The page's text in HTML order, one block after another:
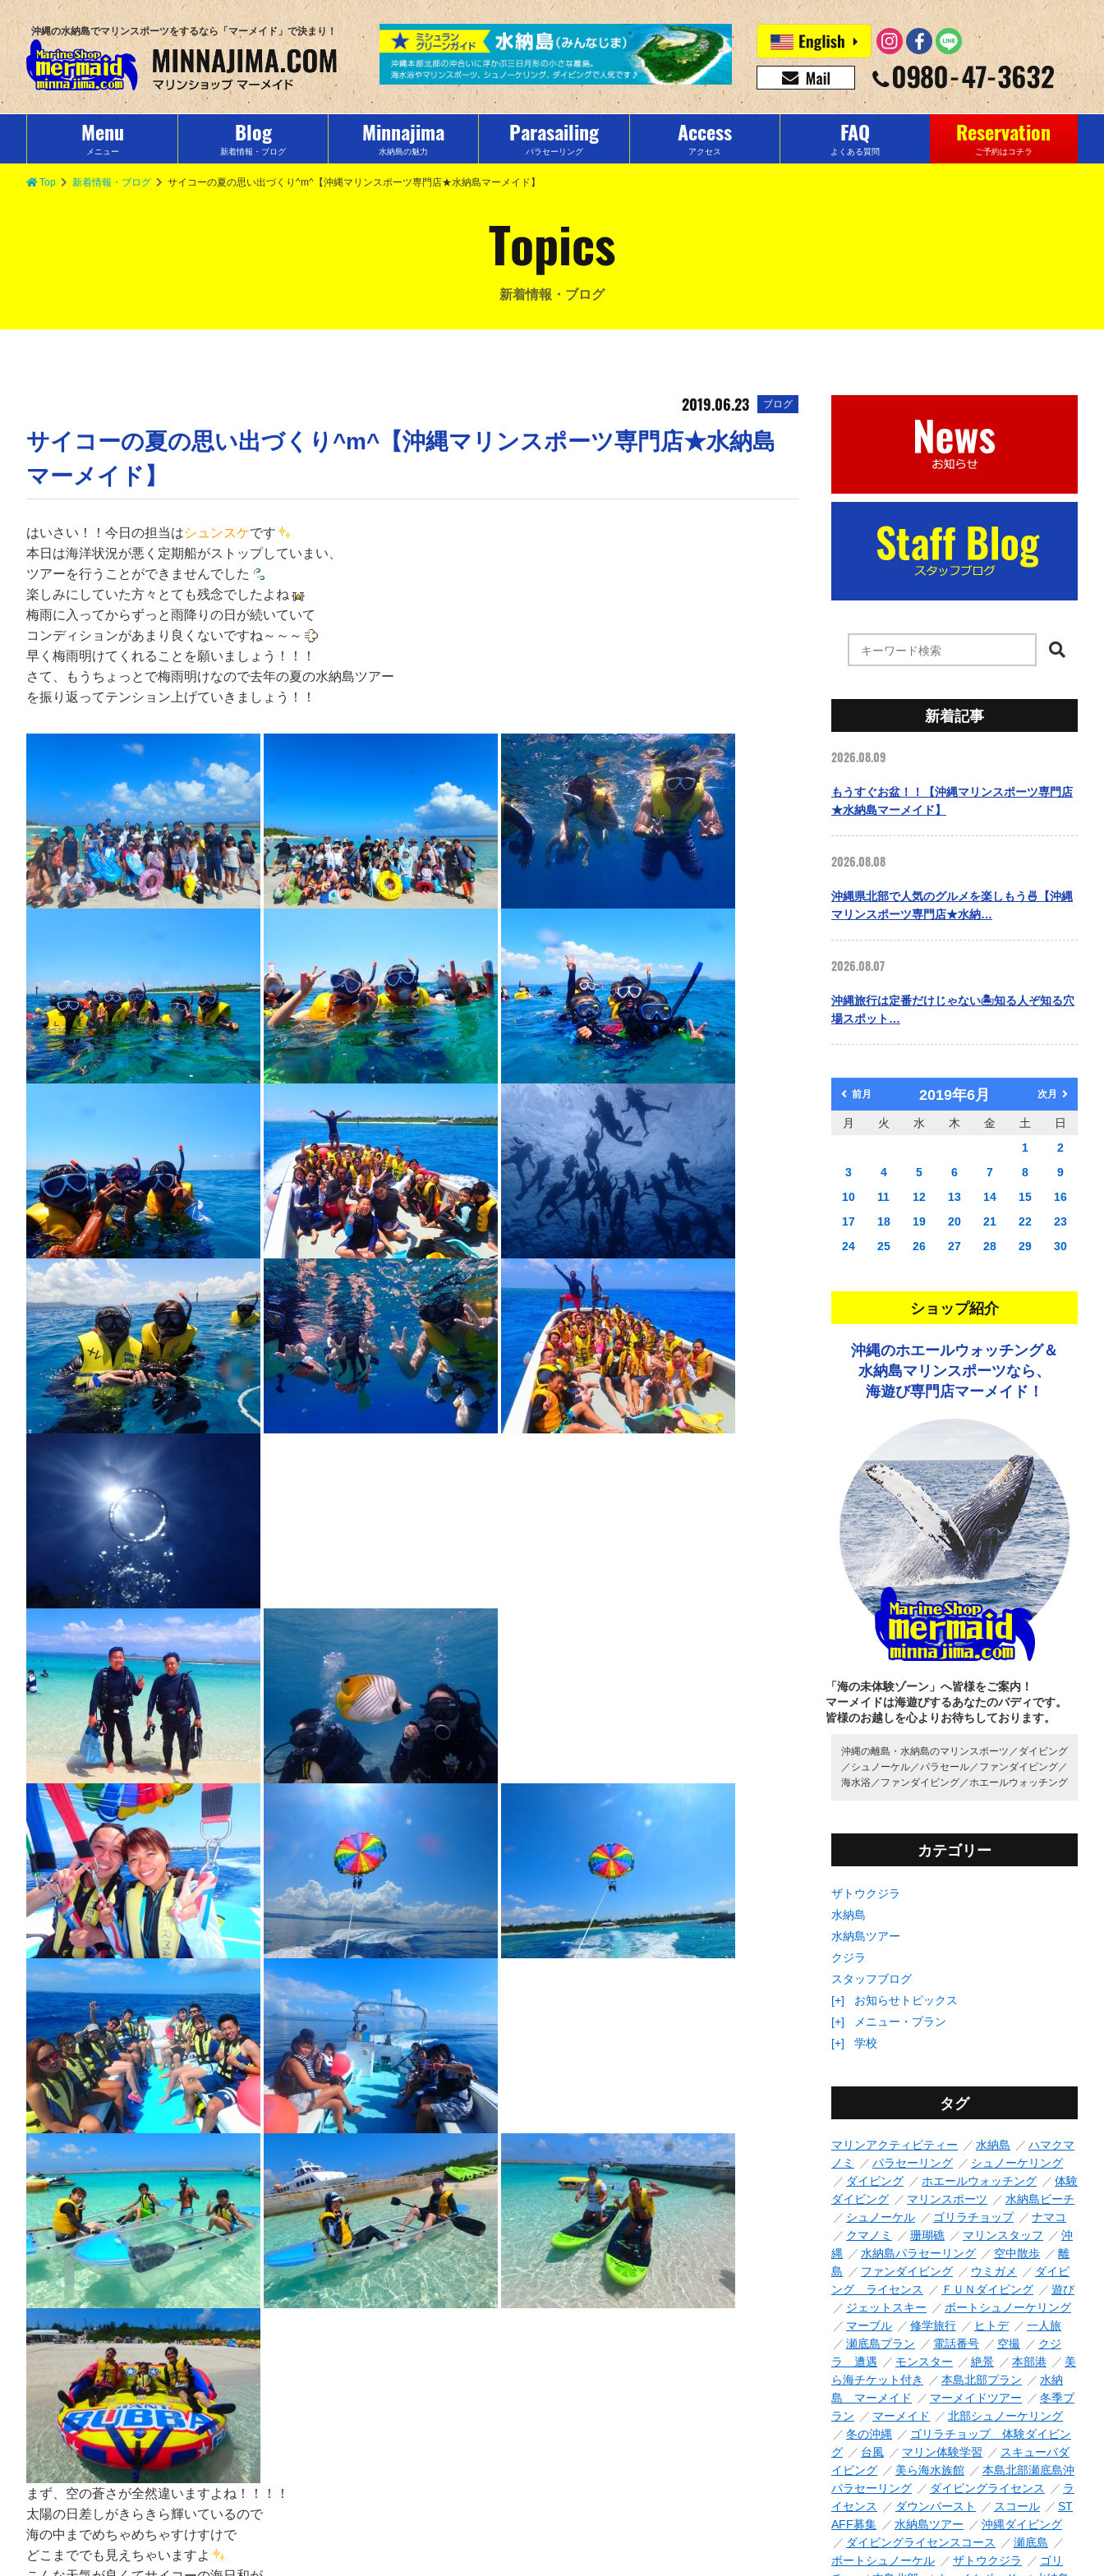
沖縄の水納島でマリンスポーツをするなら「マーメイド」で決まり！
Menu
メニュー
Blog
新着情報・ブログ
Minnajima
水納島の魅力
Parasailing
パラセーリング
Access
アクセス
FAQ
よくある質問
Reservation
ご予約はコチラ
Top 新着情報・ブログ サイコーの夏の思い出づくり^m^【沖縄マリンスポーツ専門店★水納島マーメイド】
Topics
新着情報・ブログ
2019.06.23 ブログ
サイコーの夏の思い出づくり^m^【沖縄マリンスポーツ専門店★水納島
マーメイド】
はいさい！！今日の担当はシュンスケです
本日は海洋状況が悪く定期船がストップしていまい、
ツアーを行うことができませんでした
楽しみにしていた方々とても残念でしたよね
梅雨に入ってからずっと雨降りの日が続いていて
コンディションがあまり良くないですね～～～
早く梅雨明けてくれることを願いましょう！！！
さて、もうちょっとで梅雨明けなので去年の夏の水納島ツアー
を振り返ってテンション上げていきましょう！！
まず、空の蒼さが全然違いますよね！！！！
太陽の日差しがきらきら輝いているので
海の中までめちゃめちゃすけすけで
どこまででも見えちゃいますよ
新着記事
2026.08.09
もうすぐお盆！！【沖縄マリンスポーツ専門店
★水納島マーメイド】
2026.08.08
沖縄県北部で人気のグルメを楽しもう🍜【沖縄
マリンスポーツ専門店★水納…
2026.08.07
沖縄旅行は定番だけじゃない🏝️知る人ぞ知る穴
場スポット…
前月 2019年6月 次月
月 火 水 木 金 土
日
1
2
3
4 5 6 7 8
9
10
11 12 13 14 15
16
17
18 19 20 21 22
23
24
25 26 27 28 29 30
ショップ紹介
沖縄のホエールウォッチング＆
水納島マリンスポーツなら、
海遊び専門店マーメイド！
「海の未体験ゾーン」へ皆様をご案内！
マーメイドは海遊びするあなたのバディです。
皆様のお越しを心よりお待ちしております。
沖縄の離島・水納島のマリンスポーツ／ ダイビング
／ シュノーケル／ パラセール／ ファンダイビング／
海水浴／ ファンダイビング／ ホエールウォッチング
カテゴリー
ザトウクジラ
水納島
水納島ツアー
クジラ
スタッフブログ
[+]
お知らせトピックス
[+]
メニュー・プラン
[+]
学校
タグ
マリンアクティビティー 水納島
ハマクマ
ノミ
パラセーリング
シュノーケリング
ダイビング
ホエールウォッチング
体験
ダイビング
マリンスポーツ
水納島ビーチ
シュノーケル
ゴリラチョップ
ナマコ
クマノミ
珊瑚礁 マリンスタッフ
沖
縄
水納島パラセーリング 空中散歩
離
島
ファンダイビング ウミガメ
ダイビ
ング ライセンス
ＦＵＮダイビング
遊び
ジェットスキー
ボートシュノーケリング
マーブル
修学旅行 ヒトデ
一人旅
瀬底島プラン
電話番号 空撮
クジ
ラ 遭遇
モンスター 絶景 本部港
美
ら海チケット付き
本島北部プラン
水納
島 マーメイド
マーメイドツアー
冬季プ
ラン
マーメイド
北部シュノーケリング
冬の沖縄
ゴリラチョップ 体験ダイビン
グ
台風 マリン体験学習
スキューバダ
イビング
美ら海水族館
本島北部瀬底島沖
パラセーリング
ダイビングライセンス
ラ
イセンス
ダウンバースト スコール
ST
AFF募集
水納島ツアー
沖縄ダイビング
ダイビングライセンスコース
瀬底島
ボートシュノーケル
ザトウクジラ
ゴリ